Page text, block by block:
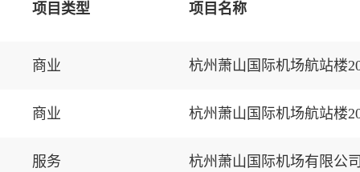
项目类型 项目名称
商业 杭州萧山国际机场航站楼
商业 杭州萧山国际机场航站楼
服务 杭州萧山国际机场有限公